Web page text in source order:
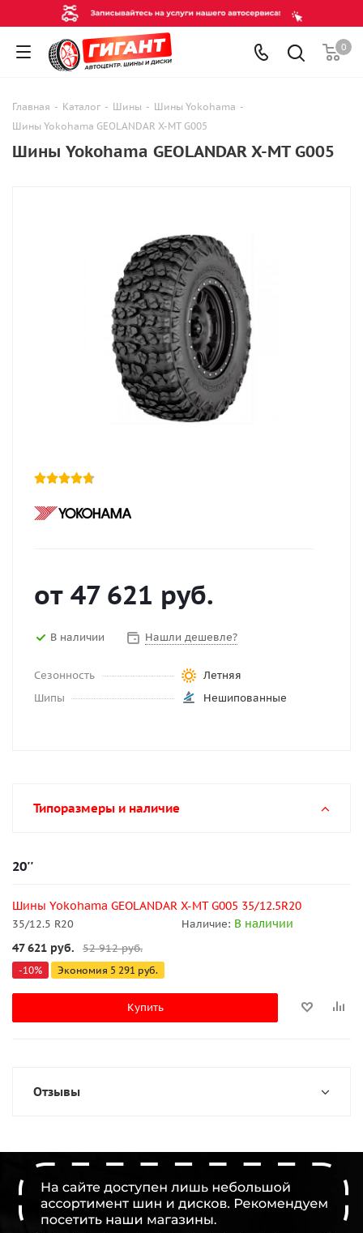
0
Главная - Каталог - Шины - Шины Yokohama -
Шины Yokohama GEOLANDAR X-MT G005
Шины Yokohama GEOLANDAR X-MT G005
от 47 621 руб.
В наличии Нашли дешевле?
Сезонность
Летняя
Шипы
Нешипованные
Типоразмеры и наличие
20''
Шины Yokohama GEOLANDAR X-MT G005 35/12.5R20
35/12.5 R20 Наличие: В наличии
47 621 руб. 52 912руб.
-10% Экономия 5 291 руб.
Купить
Отзывы